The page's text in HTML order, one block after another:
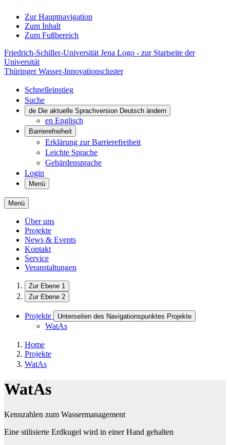
Zur Hauptnavigation
Zum Inhalt
Zum Fußbereich
Friedrich-Schiller-Universität Jena Logo - zur Startseite der
Universität
Thüringer Wasser-Innovationscluster
Schnelleinstieg
Suche
de Die aktuelle Sprachversion Deutsch ändern
en Englisch
Barrierefreiheit
Erklärung zur Barrierefreiheit
Leichte Sprache
Gebärdensprache
Login
Menü
Menü
Über uns
Projekte
News & Events
Kontakt
Service
Veranstaltungen
Zur Ebene 1
Zur Ebene 2
Projekte Unterseiten des Navigationspunktes Projekte
WatAs
Home
Projekte
WatAs
WatAs
Kennzahlen zum Wassermanagement
Eine stilisierte Erdkugel wird in einer Hand gehalten